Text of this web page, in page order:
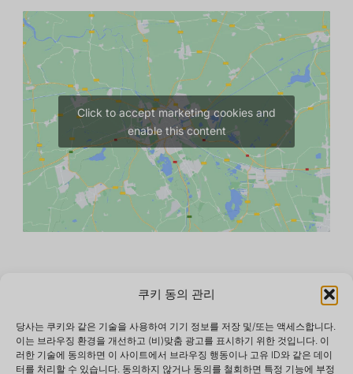
쿠키 동의 관리
당사는 쿠키와 같은 기술을 사용하여 기기 정보를 저장 및/또는 액세스합니다.
이는 브라우징 환경을 개선하고 (비)맞춤 광고를 표시하기 위한 것입니다. 이
러한 기술에 동의하면 이 사이트에서 브라우징 행동이나 고유 ID와 같은 데이
터를 처리할 수 있습니다. 동의하지 않거나 동의를 철회하면 특정 기능에 부정
Click to accept marketing cookies and
enable this content